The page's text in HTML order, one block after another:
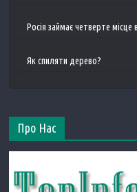
Росія займає четверте місце
Як спиляти дерево?
Про Нас